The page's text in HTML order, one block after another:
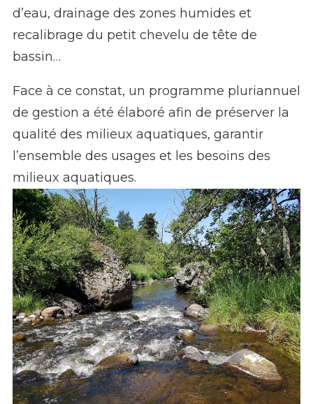
d’eau, drainage des zones humides et
recalibrage du petit chevelu de tête de
bassin…
Face à ce constat, un programme pluriannuel
de gestion a été élaboré afin de préserver la
qualité des milieux aquatiques, garantir
l’ensemble des usages et les besoins des
milieux aquatiques.